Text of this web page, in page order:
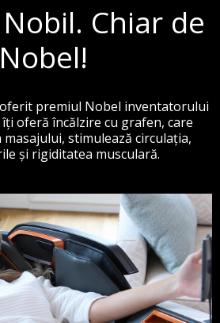
Chiar de
Nobel!
oferit premiul Nobel inventatorului
oferă încălzire cu grafen, care
stimulează circulația,
și rigiditatea musculară.